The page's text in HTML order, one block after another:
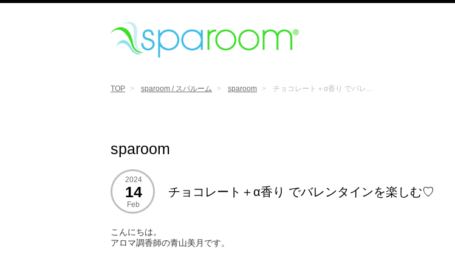
TOP sparoom / スパルーム sparoom チョコレート＋α香り でバレ...
sparoom
2024
14
Feb
チョコレート＋α香り でバレンタインを楽しむ♡
こんにちは。
アロマ調香師の青山美月です。